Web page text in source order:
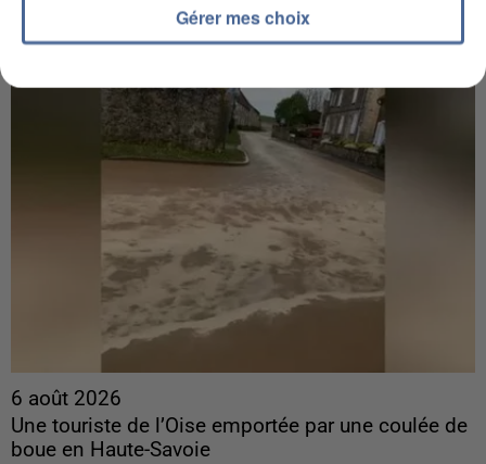
6 août 2026
Une touriste de l’Oise emportée par une coulée de
boue en Haute-Savoie
Gérer mes choix